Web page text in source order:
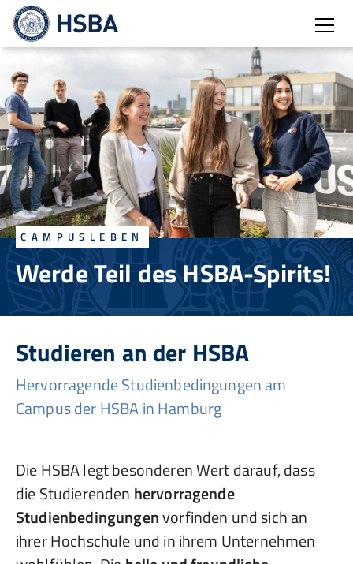
Werde Teil des HSBA-Spirits!
CAMPUSLEBEN
Studieren an der HSBA
Hervorragende Studienbedingungen am
Campus der HSBA in Hamburg
Die HSBA legt besonderen Wert darauf, dass
die Studierenden hervorragende
Studienbedingungenvorfinden und sich an
ihrer Hochschule und in ihrem Unternehmen